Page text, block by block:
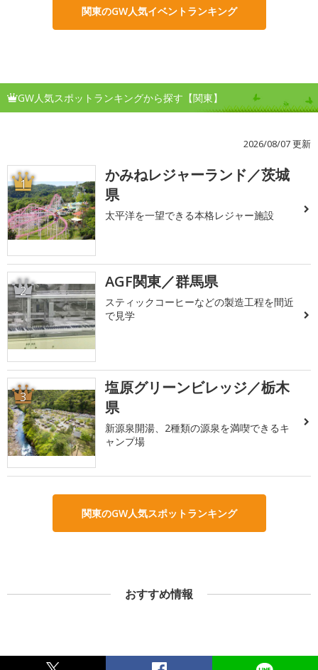
関東のGW人気イベントランキング
GW人気スポットランキングから探す【関東】
2026/08/07 更新
1
かみねレジャーランド／茨城
県
太平洋を一望できる本格レジャー施設
2 AGF関東／群馬県
スティックコーヒーなどの製造工程を間近
で見学
3
塩原グリーンビレッジ／栃木
県
新源泉開湯、2種類の源泉を満喫できるキ
ャンプ場
関東のGW人気スポットランキング
おすすめ情報